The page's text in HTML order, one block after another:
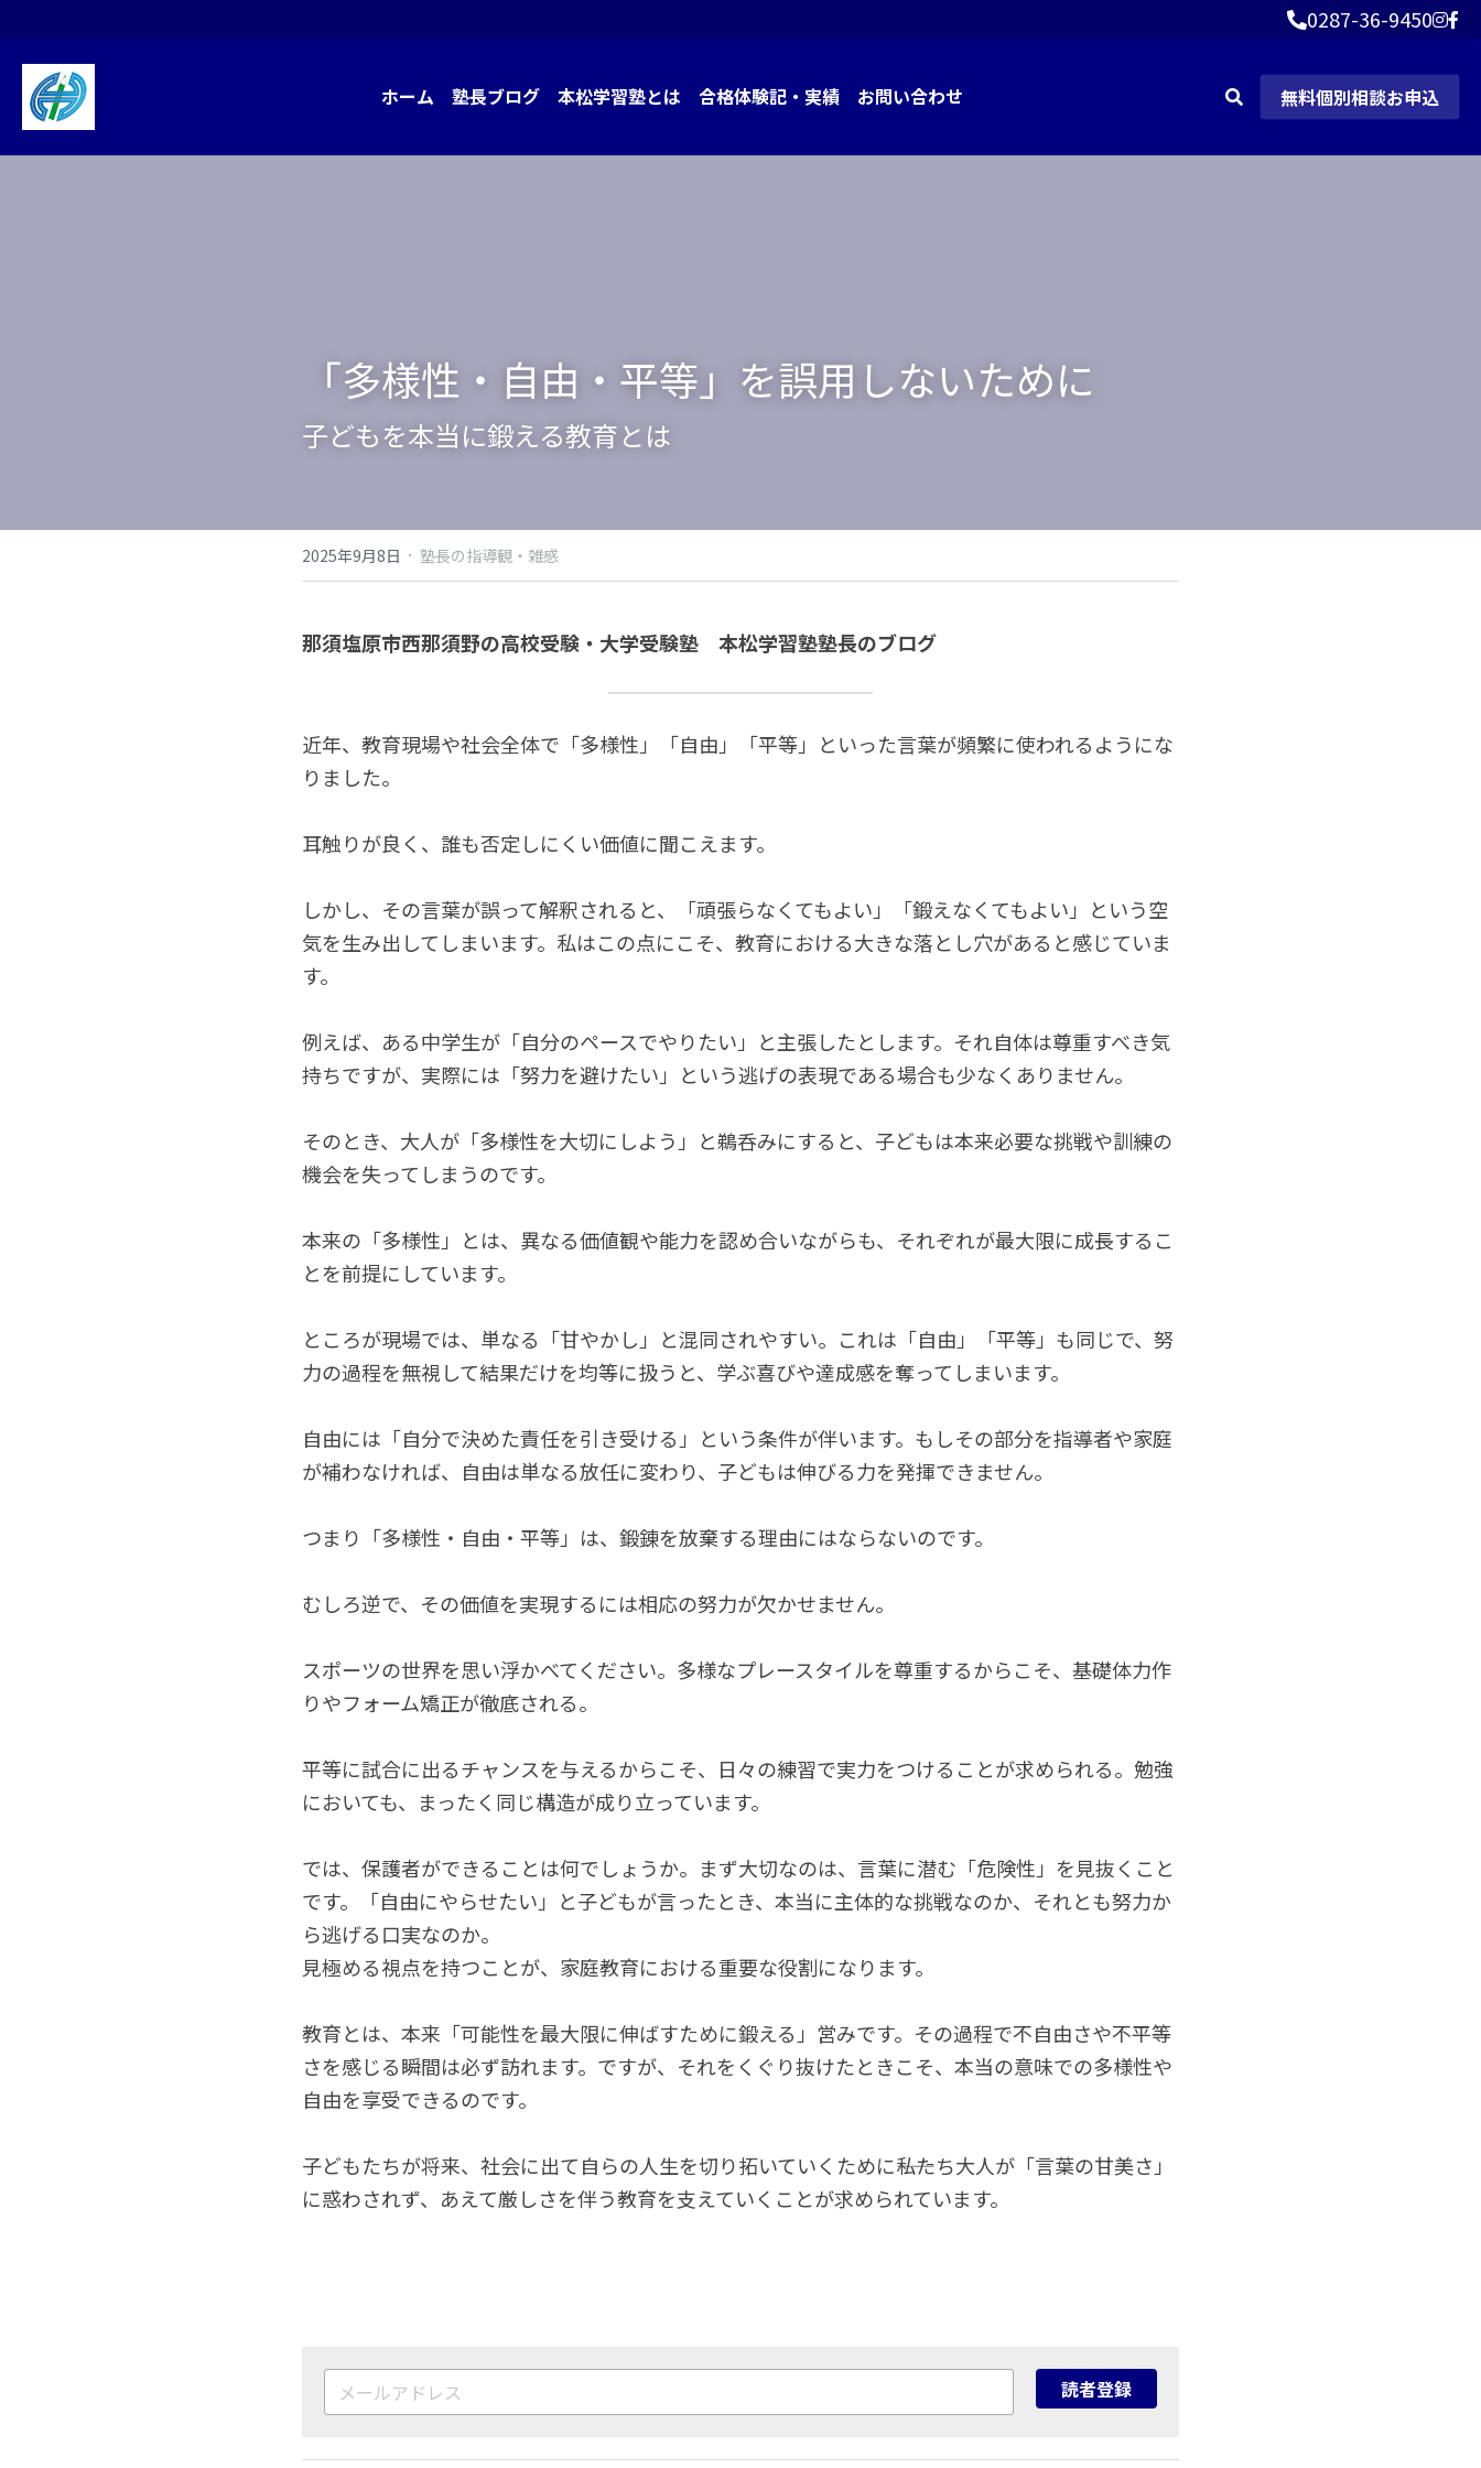
0287-36-9450
0287-36-9450
ホーム 塾長ブログ 本松学習塾とは 合格体験記・実績 お問い合わせ 無料個別相談お申込
「多様性・自由・平等」を誤用しないために
子どもを本当に鍛える教育とは
2025年9月8日 · 塾長の指導観・雑感
那須塩原市西那須野の高校受験・大学受験塾　本松学習塾塾長のブログ
近年、教育現場や社会全体で「多様性」「自由」「平等」といった言葉が頻繁に使われるようにな
りました。
耳触りが良く、誰も否定しにくい価値に聞こえます。
しかし、その言葉が誤って解釈されると、「頑張らなくてもよい」「鍛えなくてもよい」という空
気を生み出してしまいます。私はこの点にこそ、教育における大きな落とし穴があると感じていま
す。
例えば、ある中学生が「自分のペースでやりたい」と主張したとします。それ自体は尊重すべき気
持ちですが、実際には「努力を避けたい」という逃げの表現である場合も少なくありません。
そのとき、大人が「多様性を大切にしよう」と鵜呑みにすると、子どもは本来必要な挑戦や訓練の
機会を失ってしまうのです。
本来の「多様性」とは、異なる価値観や能力を認め合いながらも、それぞれが最大限に成長するこ
とを前提にしています。
ところが現場では、単なる「甘やかし」と混同されやすい。これは「自由」「平等」も同じで、努
力の過程を無視して結果だけを均等に扱うと、学ぶ喜びや達成感を奪ってしまいます。
自由には「自分で決めた責任を引き受ける」という条件が伴います。もしその部分を指導者や家庭
が補わなければ、自由は単なる放任に変わり、子どもは伸びる力を発揮できません。
つまり「多様性・自由・平等」は、鍛錬を放棄する理由にはならないのです。
むしろ逆で、その価値を実現するには相応の努力が欠かせません。
スポーツの世界を思い浮かべてください。多様なプレースタイルを尊重するからこそ、基礎体力作
りやフォーム矯正が徹底される。
平等に試合に出るチャンスを与えるからこそ、日々の練習で実力をつけることが求められる。勉強
においても、まったく同じ構造が成り立っています。
では、保護者ができることは何でしょうか。まず大切なのは、言葉に潜む「危険性」を見抜くこと
です。「自由にやらせたい」と子どもが言ったとき、本当に主体的な挑戦なのか、それとも努力か
ら逃げる口実なのか。
見極める視点を持つことが、家庭教育における重要な役割になります。
教育とは、本来「可能性を最大限に伸ばすために鍛える」営みです。その過程で不自由さや不平等
さを感じる瞬間は必ず訪れます。ですが、それをくぐり抜けたときこそ、本当の意味での多様性や
自由を享受できるのです。
子どもたちが将来、社会に出て自らの人生を切り拓いていくために――私たち大人が「言葉の甘美さ」
に惑わされず、あえて厳しさを伴う教育を支えていくことが求められています。
読者登録